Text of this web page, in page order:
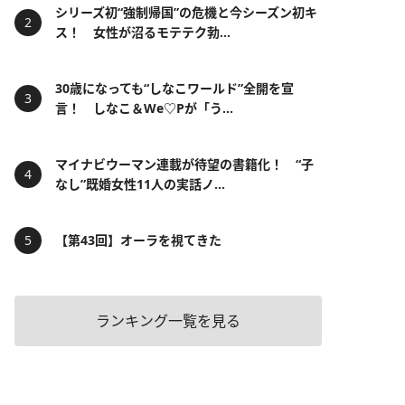
シリーズ初“強制帰国”の危機と今シーズン初キ
ス！ 女性が沼るモテテク勃...
30歳になっても“しなこワールド”全開を宣
言！ しなこ＆We♡Pが「う...
マイナビウーマン連載が待望の書籍化！ “子
なし”既婚女性11人の実話ノ...
【第43回】オーラを視てきた
ランキング一覧を見る